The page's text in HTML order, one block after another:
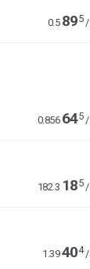
0.5 895/
0.856 645/
182.3 185/
1.39404/